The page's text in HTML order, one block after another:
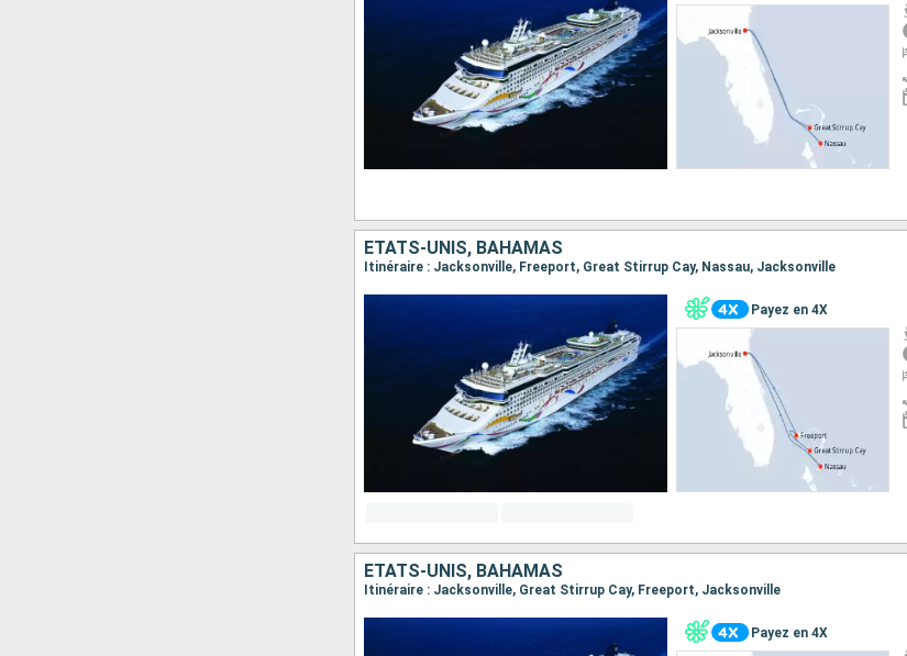
ÉTATS-UNIS, BAHAMAS
Itinéraire : Jacksonville, Freeport, Great Stirrup Cay, Nassau, Jacksonville
Payez en 4X
ÉTATS-UNIS, BAHAMAS
Itinéraire : Jacksonville, Great Stirrup Cay, Freeport, Jacksonville
Payez en 4X